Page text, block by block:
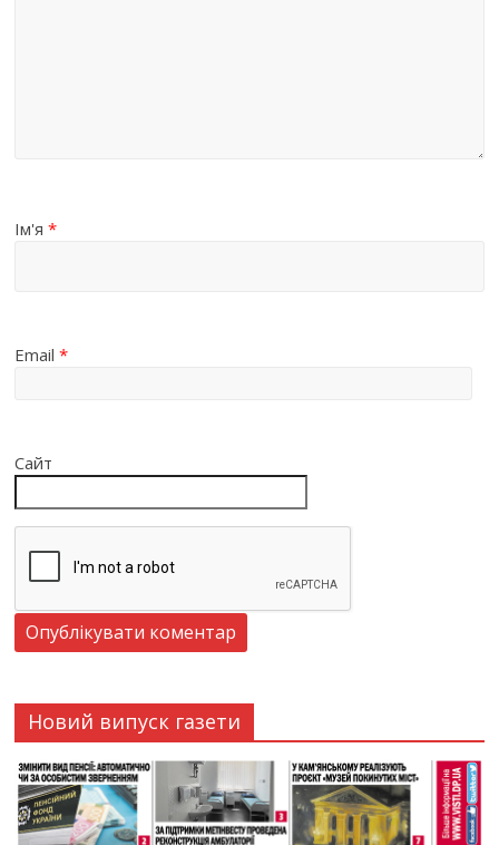
Ім'я*
Email*
Сайт
Новий випуск газети